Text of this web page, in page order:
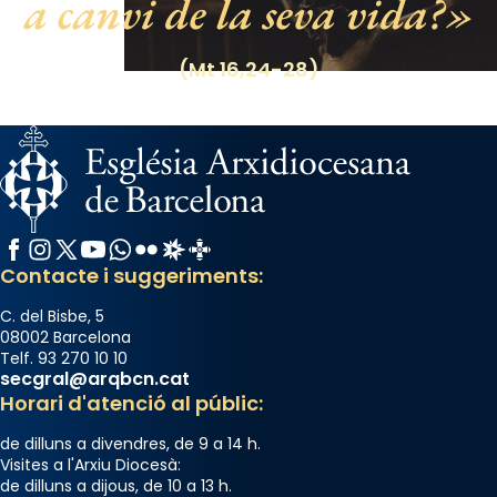
de Barcelona.
2 weeks ago
Aquest dilluns, 27 de juliol, ha tingut lloc la
comitè organitzador de la visita apostòlica
del Sant Pare Lleó XIV a Barcelona, i als
col·laboradors, a la Catedral de Barcelona.
L’arquebisbe de Barcelona, el cardenal Joan
Josep Omella, ha presidit la missa i l’ha
concelebrat el bisbe auxiliar de Barcelona,
Mons. David Abadías.
📸 Dr. G. Simón
Photo
View on Facebook · Share
Arquebisbat de Barcelona
a canvi de la seva vida?
(Mt 16,24-28)
Facebook
Instagram
X / Twitter
YouTube
WhatsApp
FlickrRadio Estel
Catalunya Cristiana
Contacte i suggeriments:
C. del Bisbe, 5
08002 Barcelona
Telf. 93 270 10 10
secgral@arqbcn.cat
Horari d'atenció al públic:
de dilluns a divendres, de 9 a 14 h.
Visites a l'Arxiu Diocesà:
de dilluns a dijous, de 10 a 13 h.